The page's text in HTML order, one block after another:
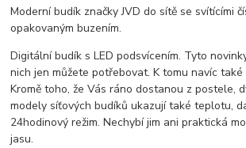
Moderní budík značky JVD do sítě se svítícími
opakovaným buzením.
Digitální budík s LED podsvícením. Tyto
nich jen můžete potřebovat. K tomu navíc také
Kromě toho, že Vás ráno dostanou z postele,
modely síťových budíků ukazují také teplotu,
24hodinový režim. Nechybí jim ani praktická
jasu.